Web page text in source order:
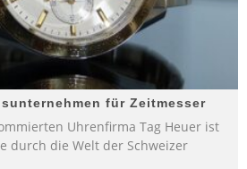
für Zeitmesser
Uhrenfirma Tag Heuer ist
durch die Welt der Schweizer